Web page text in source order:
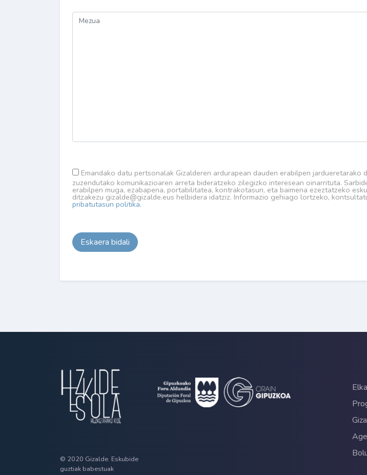
Emandako datu pertsonalak Gizalderen ardurapean dauden erabilpen jardueretarako
zuzendutako komunikazioaren arreta bideratzeko zilegizko interesean oinarrituta.
erabilpen muga, ezabapena, portabilitatea, kontrakotasun, eta baimena ezeztatzeko
ditzakezu gizalde@gizalde.eus helbidera idatziz. Informazio gehiago lortzeko,
pribatutasun politika.
Eskaera bidali
© 2020 Gizalde. Eskubide
guztiak babestuak